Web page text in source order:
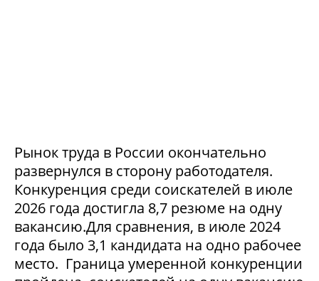
Рынок труда в России окончательно
развернулся в сторону работодателя.
Конкуренция среди соискателей в июле
2026 года достигла 8,7 резюме на одну
вакансию.Для сравнения, в июле 2024
года было 3,1 кандидата на одно рабочее
место. Граница умеренной конкуренции